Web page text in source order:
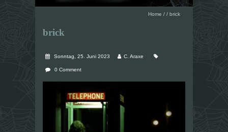
Home / / brick
brick
Sonntag, 25. Juni 2023 C. Araxe
0 Comment